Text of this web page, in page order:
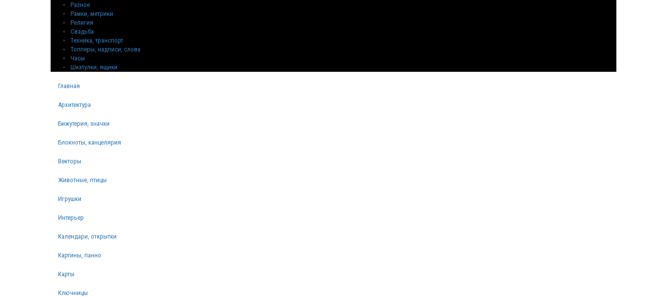
Разное
Рамки, метрики
Религия
Свадьба
Техника, транспорт
Топперы, надписи, слова
Часы
Шкатулки, ящики
Главная
Архитектура
Бижутерия, значки
Блокноты, канцелярия
Векторы
Животные, птицы
Игрушки
Интерьер
Календари, открытки
Картины, панно
Карты
Ключницы